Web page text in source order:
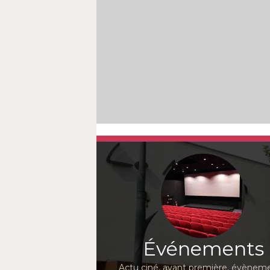
Événements
Actu ciné, avant première,